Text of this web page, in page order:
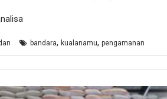
bandara, kualanamu, pengamanan